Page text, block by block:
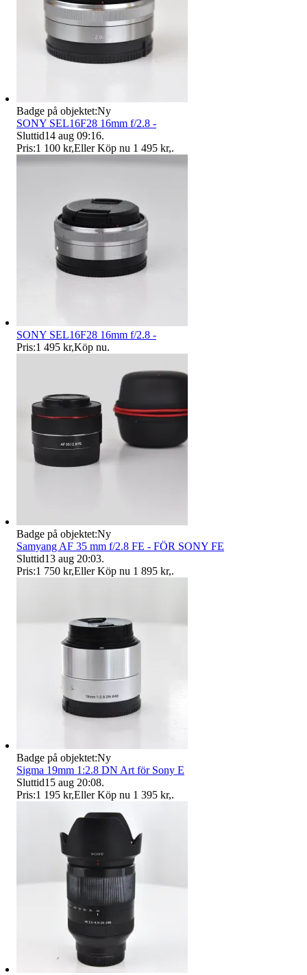
Badge på objektet:Ny
SONY SEL16F28 16mm f/2.8 -
Sluttid14 aug 09:16.
Pris:1 100 kr,Eller Köp nu 1 495 kr,.
SONY SEL16F28 16mm f/2.8 -
Pris:1 495 kr,Köp nu.
Badge på objektet:Ny
Samyang AF 35 mm f/2.8 FE - FÖR SONY FE
Sluttid13 aug 20:03.
Pris:1 750 kr,Eller Köp nu 1 895 kr,.
Badge på objektet:Ny
Sigma 19mm 1:2.8 DN Art för Sony E
Sluttid15 aug 20:08.
Pris:1 195 kr,Eller Köp nu 1 395 kr,.